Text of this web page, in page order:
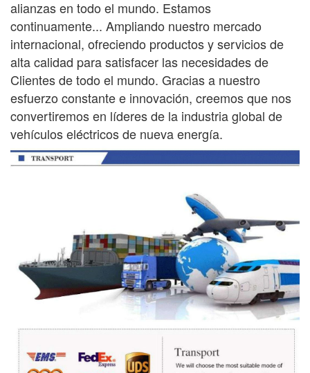
alianzas en todo el mundo. Estamos
continuamente... Ampliando nuestro mercado
internacional, ofreciendo productos y servicios de
alta calidad para satisfacer las necesidades de
Clientes de todo el mundo. Gracias a nuestro
esfuerzo constante e innovación, creemos que nos
convertiremos en líderes de la industria global de
vehículos eléctricos de nueva energía.